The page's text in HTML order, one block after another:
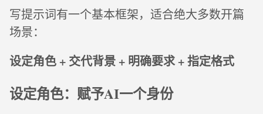
写提示词有一个基本框架，适合绝大多数开篇
场景：
设定角色 + 交代背景 + 明确要求 + 指定格式
设定角色：赋予AI一个身份